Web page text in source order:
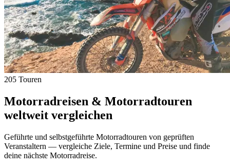
205 Touren
Motorradreisen & Motorradtouren
weltweit vergleichen
Geführte und selbstgeführte Motorradtouren von geprüften
Veranstaltern — vergleiche Ziele, Termine und Preise und finde
deine nächste Motorradreise.